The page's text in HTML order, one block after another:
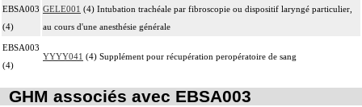
EBSA003
(4)
GELE001 (4) Intubation trachéale par fibroscopie ou dispositif laryngé particulier,
au cours d'une anesthésie générale
EBSA003
(4)
YYYY041 (4) Supplément pour récupération peropératoire de sang
GHM associés avec EBSA003